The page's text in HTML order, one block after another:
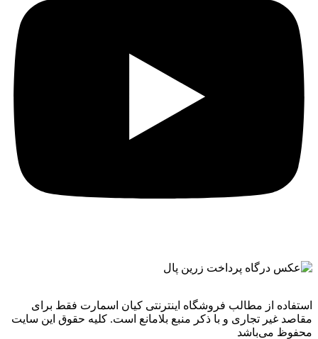
استفاده از مطالب فروشگاه اینترنتی کیان اسمارت فقط برای
مقاصد غیر تجاری و با ذکر منبع بلامانع است. کليه حقوق اين سايت
محفوظ می‌باشد